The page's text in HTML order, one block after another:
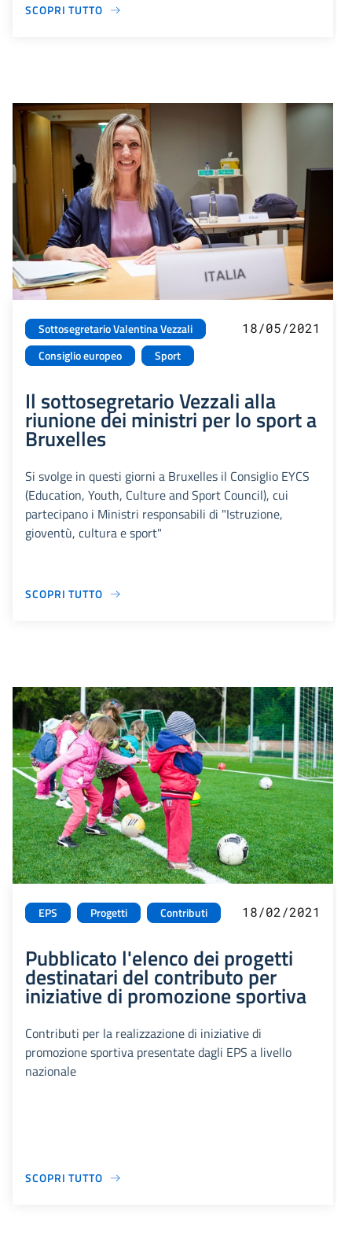
SCOPRI TUTTO
Sottosegretario Valentina Vezzali
Consiglio europeo
Sport
18/05/2021
Il sottosegretario Vezzali alla
riunione dei ministri per lo sport a
Bruxelles
Si svolge in questi giorni a Bruxelles il Consiglio EYCS
(Education, Youth, Culture and Sport Council), cui
partecipano i Ministri responsabili di "Istruzione,
gioventù, cultura e sport"
SCOPRI TUTTO
EPS Progetti Contributi 18/02/2021
Pubblicato l'elenco dei progetti
destinatari del contributo per
iniziative di promozione sportiva
Contributi per la realizzazione di iniziative di
promozione sportiva presentate dagli EPS a livello
nazionale
SCOPRI TUTTO